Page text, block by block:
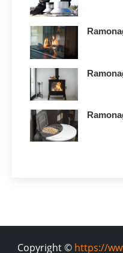
Copyright © https://